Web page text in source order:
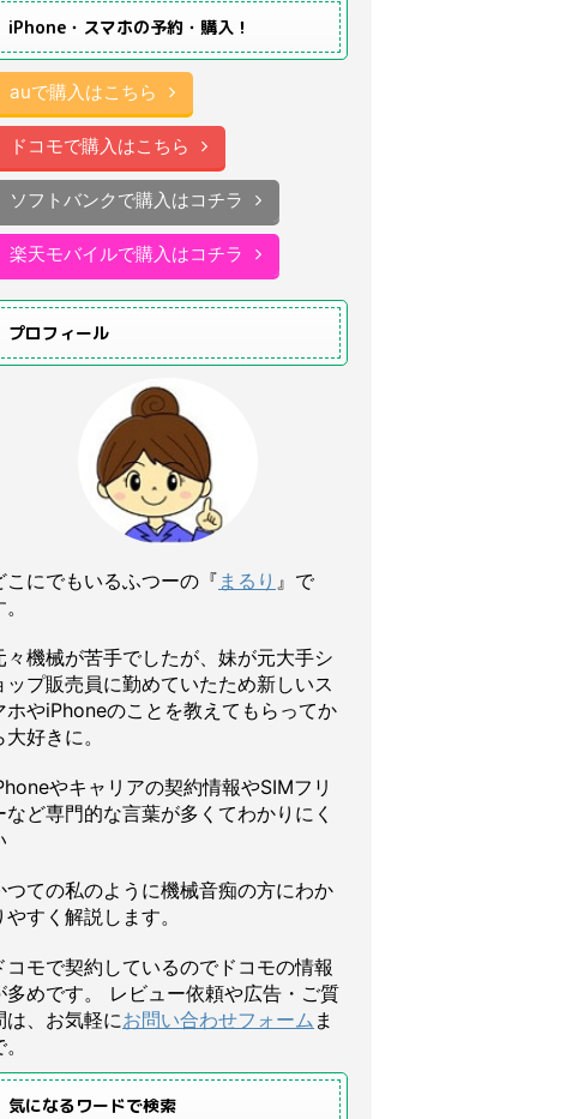
iPhone・スマホの予約・購入！
auで購入はこちら
ドコモで購入はこちら
ソフトバンクで購入はコチラ
楽天モバイルで購入はコチラ
プロフィール
こにでもいるふつーの『 まるり 』で
々機械が苦手でしたが、妹が元大手シ
ップ販売員に勤めていたため新しいス
ホやiPhoneのことを教えてもらってか
大好きに。
やキャリアの契約情報やSIMフリ
など専門的な言葉が多くてわかりにく
つての私のように機械音痴の方にわか
やすく解説します。
コモで契約しているのでドコモの情報
多めです。 レビュー依頼や広告・ご質
は、お気軽にお問い合わせフォーム ま
気になるワードで検索